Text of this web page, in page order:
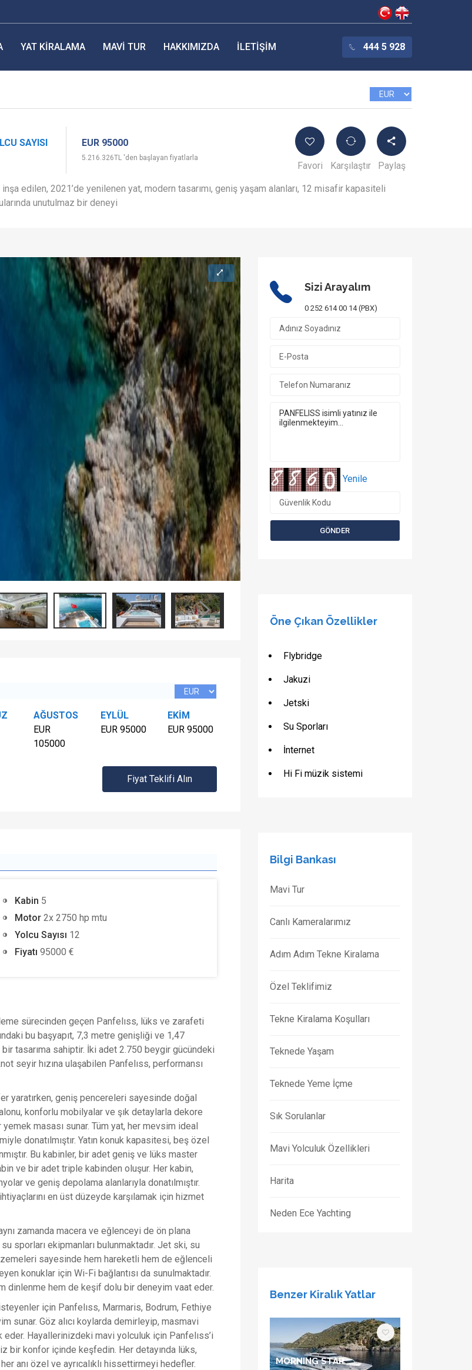
YAT KIRALAMA MAVI TUR HAKKIMIZDA İLETIŞIM 444 5 928
SAYISI EUR 95000
5.216.326TL 'den başlayan fiyatlarla
Favori Karşılaştır Paylaş
edilen, 2021’de yenilenen yat, modern tasarımı, geniş yaşam alanları, 12 misafir kapasiteli
unutulmaz bir deneyi
AĞUSTOS
EUR
105000
EYLÜL
EUR 95000
EKİM
EUR 95000
Fiyat Teklifi Alın
Kabin 5
Motor2x 2750 hp mtu
Yolcu Sayısı 12
Fiyatı 95000 €
sürecinden geçen Panfelıss, lüks ve zarafeti
bu başyapıt, 7,3 metre genişliği ve 1,47
tasarıma sahiptir. İki adet 2.750 beygir gücündeki
seyir hızına ulaşabilen Panfelıss, performansı
yaratırken, geniş pencereleri sayesinde doğal
konforlu mobilyalar ve şık detaylarla dekore
masası sunar. Tüm yat, her mevsim ideal
donatılmıştır. Yatın konuk kapasitesi, beş özel
Bu kabinler, bir adet geniş ve lüks master
ve bir adet triple kabinden oluşur. Her kabin,
ve geniş depolama alanlarıyla donatılmıştır.
en üst düzeyde karşılamak için hizmet
zamanda macera ve eğlenceyi de ön plana
sporları ekipmanları bulunmaktadır. Jet ski, su
sayesinde hem hareketli hem de eğlenceli
konuklar için Wi-Fi bağlantısı da sunulmaktadır.
dinlenme hem de keşif dolu bir deneyim vaat eder.
için Panfelıss, Marmaris, Bodrum, Fethiye
sunar. Göz alıcı koylarda demirleyip, masmavi
Hayallerinizdeki mavi yolculuk için Panfelıss’i
bir konfor içinde keşfedin. Her detayında lüks,
anı özel ve ayrıcalıklı hissettirmeyi hedefler.
Sizi Arayalım
0 252 614 00 14 (PBX)
Yenile
Öne Çıkan Özellikler
Flybridge
Jakuzi
Jetski
Su Sporları
İnternet
Hi Fi müzik sistemi
Bilgi Bankası
Mavi Tur
Canlı Kameralarımız
Adım Adım Tekne Kiralama
Özel Teklifimiz
Tekne Kiralama Koşulları
Teknede Yaşam
Teknede Yeme İçme
Sık Sorulanlar
Mavi Yolculuk Özellikleri
Harita
Neden Ece Yachting
Benzer Kiralık Yatlar
MORNING STAR